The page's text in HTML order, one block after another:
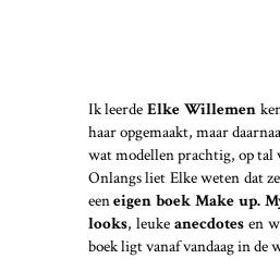
Ik leerde Elke Willemen
haar opgemaakt, maar
wat modellen prachtig, op tal
Onlangs liet Elke weten dat
eeneigen boek Make up.
looks, leuke anecdotes en
boek ligt vanaf vandaag in de